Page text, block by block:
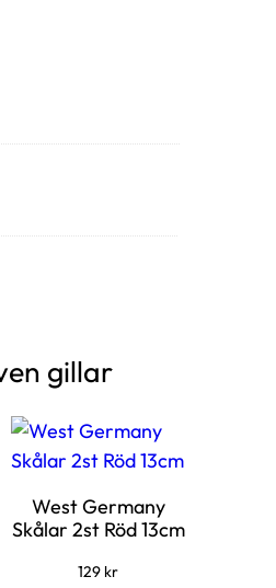
gillar
West Germany
Skålar 2st Röd 13cm
129 kr